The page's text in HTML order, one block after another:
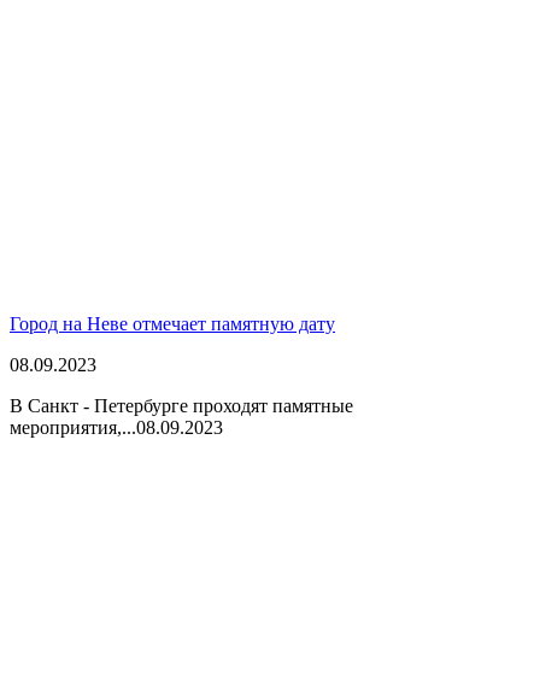
Город на Неве отмечает памятную дату
08.09.2023
В Санкт - Петербурге проходят памятные
мероприятия,...08.09.2023